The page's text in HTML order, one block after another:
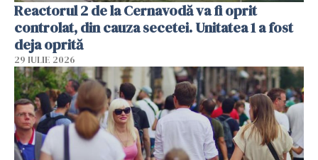
Reactorul 2 de la Cernavodă va fi oprit
controlat, din cauza secetei. Unitatea 1 a fost
deja oprită
29 IULIE 2026